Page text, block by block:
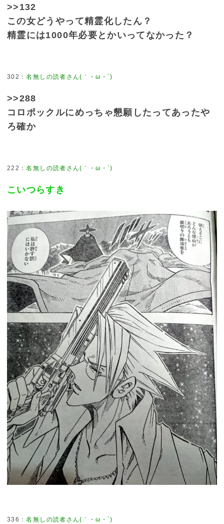
>>132
この女どうやって精霊化したん？
精霊には1000年必要とかいってなかった？
302
>>288
コロポックルにめっちゃ懇願したってあったや
ろ確か
222
こいつらすき
336